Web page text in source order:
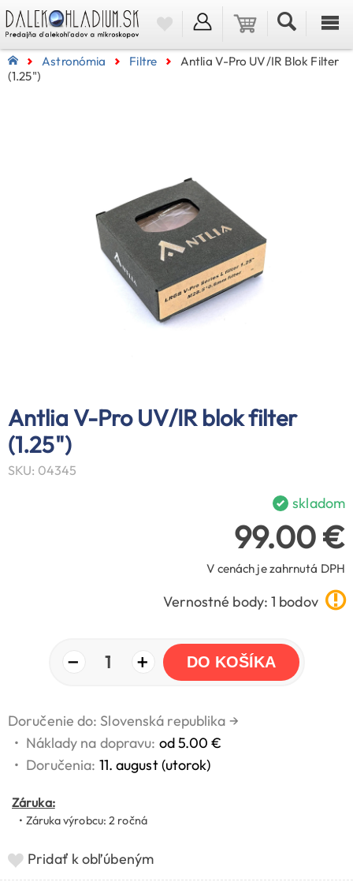
Astronómia Filtre
Antlia V-Pro UV/IR Blok Filter
(1.25")
Antlia V-Pro UV/IR blok filter
(1.25")
SKU: 04345
skladom
99.00 €
V cenách je zahrnutá DPH
Vernostné body: 1 bodov
− 1 + DO KOŠÍKA
Doručenie do: Slovenská republika →
• Náklady na dopravu: od 5.00 €
• Doručenia: 11. august (utorok)
Záruka:
• Záruka výrobcu: 2 ročná
Pridať k obľúbeným